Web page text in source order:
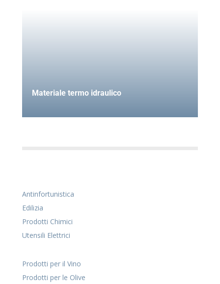
Materiale termo idraulico
Antinfortunistica
Edilizia
Prodotti Chimici
Utensili Elettrici
Prodotti per il Vino
Prodotti per le Olive